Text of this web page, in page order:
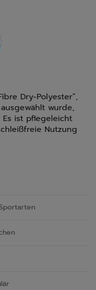
Dry-Polyester“,
wurde,
ist pflegeleicht
Nutzung